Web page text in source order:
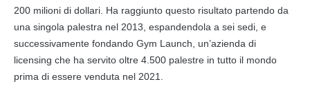
200 milioni di dollari. Ha raggiunto questo risultato partendo da
una singola palestra nel 2013, espandendola a sei sedi, e
successivamente fondando Gym Launch, un’azienda di
licensing che ha servito oltre 4.500 palestre in tutto il mondo
prima di essere venduta nel 2021.